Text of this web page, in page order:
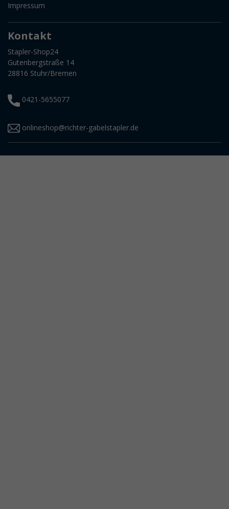
Impressum
Kontakt
Stapler-Shop24
Gutenbergstraße 14
28816 Stuhr/Bremen
0421-5655077
onlineshop@richter-gabelstapler.de